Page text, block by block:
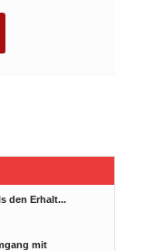
den Erhalt...
mit